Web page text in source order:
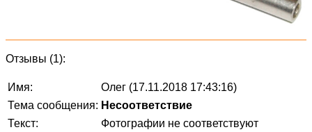
Отзывы (1):
Имя:
Олег (17.11.2018 17:43:16)
Тема сообщения: Несоответствие
Текст:
Фотографии не соответствуют